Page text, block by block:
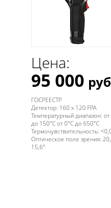
Цена:
95 000
ГОСРЕЕСТР
Детектор: 160 x 120 FPA
Температурный диапазон: от
до 150°C от 0°C до 650°C
Термочувствительность:
Оптическое поле зрения:
15,6°